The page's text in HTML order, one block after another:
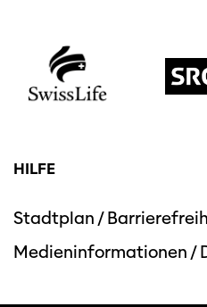
Diese Seite wird
HILFE
Stadtplan /
Medieninformationen /